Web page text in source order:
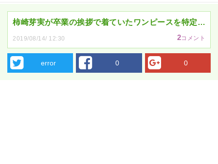
柿崎芽実が卒業の挨拶で着ていたワンピースを特定…
2019/08/14/ 12:30 2コメント
error 0 0